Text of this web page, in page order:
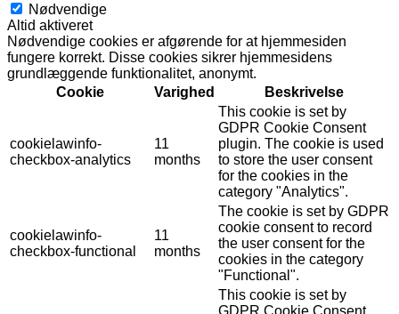
Nødvendige
Altid aktiveret
Nødvendige cookies er afgørende for at hjemmesiden
fungere korrekt. Disse cookies sikrer hjemmesidens
grundlæggende funktionalitet, anonymt.
Cookie
Varighed Beskrivelse
cookielawinfo-
checkbox-analytics
11
months
This cookie is set by
GDPR Cookie Consent
plugin. The cookie is used
to store the user consent
for the cookies in the
category "Analytics".
cookielawinfo-
checkbox-functional
11
months
The cookie is set by GDPR
cookie consent to record
the user consent for the
cookies in the category
"Functional".
This cookie is set by
GDPR Cookie Consent